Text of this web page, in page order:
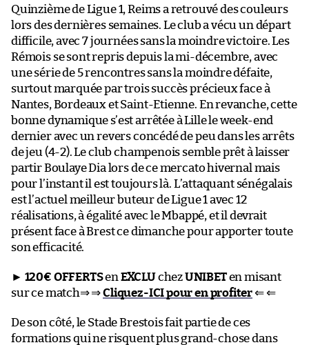
Quinzième de Ligue 1, Reims a retrouvé des couleurs
lors des dernières semaines. Le club a vécu un départ
difficile, avec 7 journées sans la moindre victoire. Les
Rémois se sont repris depuis la mi-décembre, avec
une série de 5 rencontres sans la moindre défaite,
surtout marquée par trois succès précieux face à
Nantes, Bordeaux et Saint-Etienne. En revanche, cette
bonne dynamique s’est arrêtée à Lille le week-end
dernier avec un revers concédé de peu dans les arrêts
de jeu (4-2). Le club champenois semble prêt à laisser
partir Boulaye Dia lors de ce mercato hivernal mais
pour l’instant il est toujours là. L’attaquant sénégalais
est l’actuel meilleur buteur de Ligue 1 avec 12
réalisations, à égalité avec le Mbappé, et il devrait
présent face à Brest ce dimanche pour apporter toute
son efficacité.
► 120€ OFFERTSen EXCLUchezUNIBETen misant
sur ce match⇒ ⇒Cliquez-ICI pour en profiter⇐ ⇐
De son côté, le Stade Brestois fait partie de ces
formations qui ne risquent plus grand-chose dans